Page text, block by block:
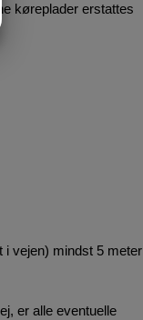
køreplader erstattes
i vejen) mindst 5 meter
er alle eventuelle